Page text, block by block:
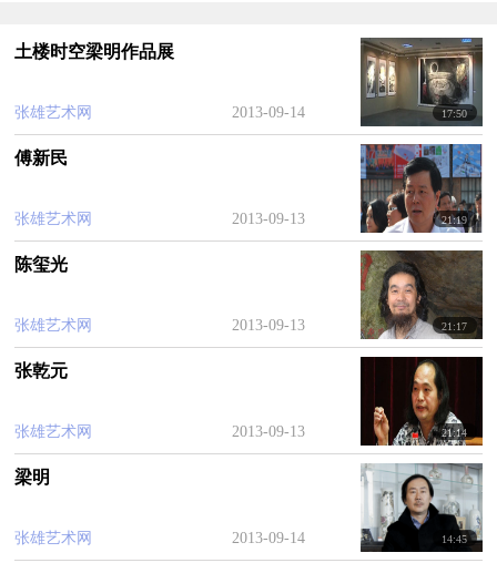
土楼时空梁明作品展
张雄艺术网 2013-09-14 17:50
傅新民
张雄艺术网 2013-09-13 21:19
陈玺光
张雄艺术网 2013-09-13 21:17
张乾元
张雄艺术网 2013-09-13 21:14
梁明
张雄艺术网 2013-09-14 14:45